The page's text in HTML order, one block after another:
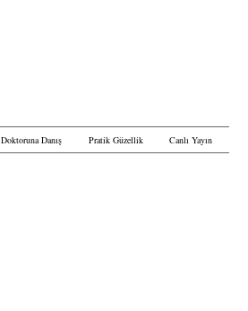
Doktoruna Danış Pratik Güzellik Canlı Yayın